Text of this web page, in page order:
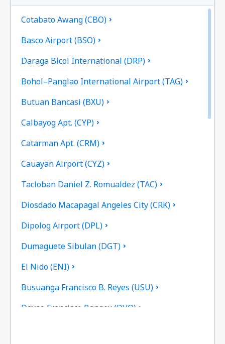
Cotabato Awang (CBO)
Basco Airport (BSO)
Daraga Bicol International (DRP)
Bohol–Panglao International Airport (TAG)
Butuan Bancasi (BXU)
Calbayog Apt. (CYP)
Catarman Apt. (CRM)
Cauayan Airport (CYZ)
Tacloban Daniel Z. Romualdez (TAC)
Diosdado Macapagal Angeles City (CRK)
Dipolog Airport (DPL)
Dumaguete Sibulan (DGT)
El Nido (ENI)
Busuanga Francisco B. Reyes (USU)
Davao Francisco Bangoy (DVO)